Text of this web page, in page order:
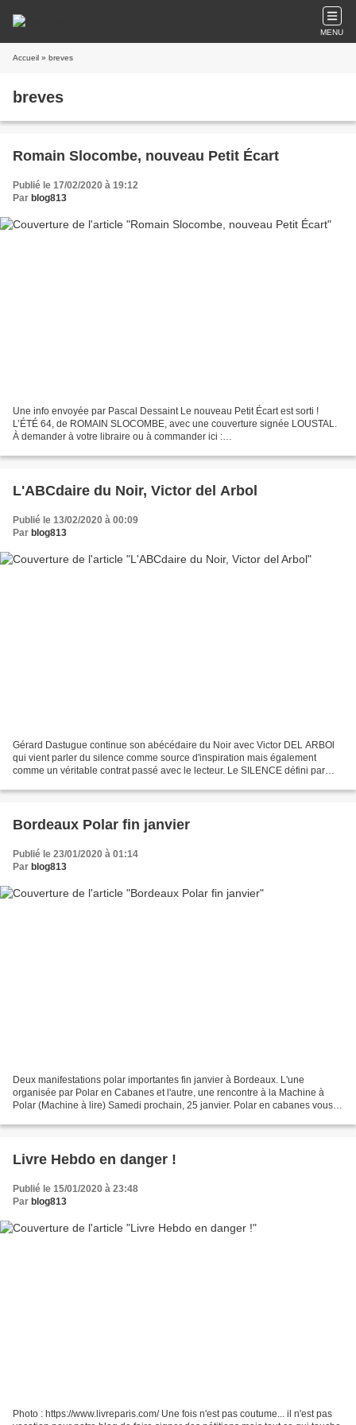
MENU
Accueil » breves
breves
Romain Slocombe, nouveau Petit Écart
Publié le 17/02/2020 à 19:12
Par blog813
Une info envoyée par Pascal Dessaint Le nouveau Petit Écart est sorti !
L’ÉTÉ 64, de ROMAIN SLOCOMBE, avec une couverture signée LOUSTAL.
À demander à votre libraire ou à commander ici :
L'ABCdaire du Noir, Victor del Arbol
Publié le 13/02/2020 à 00:09
Par blog813
Gérard Dastugue continue son abécédaire du Noir avec Victor DEL ARBOl
qui vient parler du silence comme source d'inspiration mais également
comme un véritable contrat passé avec le lecteur. Le SILENCE défini par
Bordeaux Polar fin janvier
Publié le 23/01/2020 à 01:14
Par blog813
Deux manifestations polar importantes fin janvier à Bordeaux. L'une
organisée par Polar en Cabanes et l'autre, une rencontre à la Machine à
Polar (Machine à lire) Samedi prochain, 25 janvier. Polar en cabanes vous
Livre Hebdo en danger !
Publié le 15/01/2020 à 23:48
Par blog813
Photo : https://www.livreparis.com/ Une fois n'est pas coutume... il n'est pas